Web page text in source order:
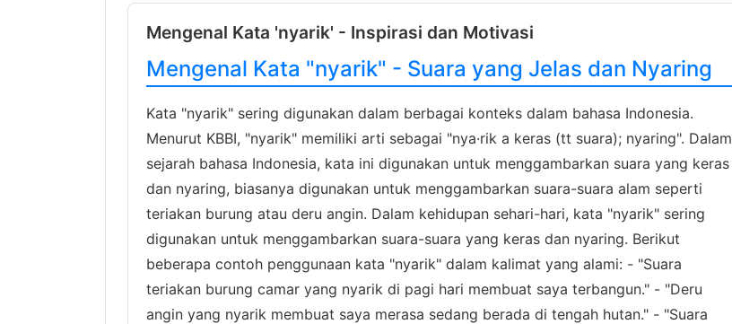
Mengenal Kata 'nyarik' - Inspirasi dan Motivasi
Mengenal Kata "nyarik" - Suara yang Jelas dan Nyaring
Kata "nyarik" sering digunakan dalam berbagai konteks dalam bahasa Indonesia.
Menurut KBBI, "nyarik" memiliki arti sebagai "nya·rik a keras (tt suara); nyaring". Dalam
sejarah bahasa Indonesia, kata ini digunakan untuk menggambarkan suara yang keras
dan nyaring, biasanya digunakan untuk menggambarkan suara-suara alam seperti
teriakan burung atau deru angin. Dalam kehidupan sehari-hari, kata "nyarik" sering
digunakan untuk menggambarkan suara-suara yang keras dan nyaring. Berikut
beberapa contoh penggunaan kata "nyarik" dalam kalimat yang alami: - "Suara
teriakan burung camar yang nyarik di pagi hari membuat saya terbangun." - "Deru
angin yang nyarik membuat saya merasa sedang berada di tengah hutan." - "Suara